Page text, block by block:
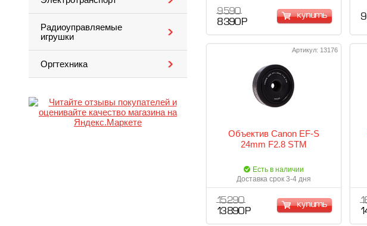
Радиоуправляемые
игрушки
Оргтехника
9 590
8 390 Р
купить
Артикул: 13176
Объектив Canon EF-S
24mm F2.8 STM
Есть в наличии
Доставка срок 3-4 дня
15 290
13 890 Р
купить